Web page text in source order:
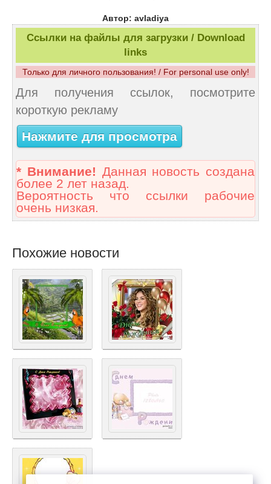
Автор: avladiya
Ссылки на файлы для загрузки / Download
links
Только для личного пользования! / For personal use only!
Для получения ссылок, посмотрите
короткую рекламу
Нажмите для просмотра
* Внимание! Данная новость создана
более 2 лет назад.
Вероятность что ссылки рабочие
очень низкая.
Похожие новости